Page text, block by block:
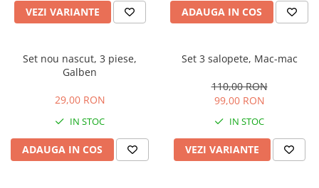
VEZI VARIANTE ADAUGA IN COS
Set nou nascut, 3 piese,
Galben
29,00 RON
IN STOC
ADAUGA IN COS
Set 3 salopete, Mac-mac
110,00 RON
99,00 RON
IN STOC
VEZI VARIANTE